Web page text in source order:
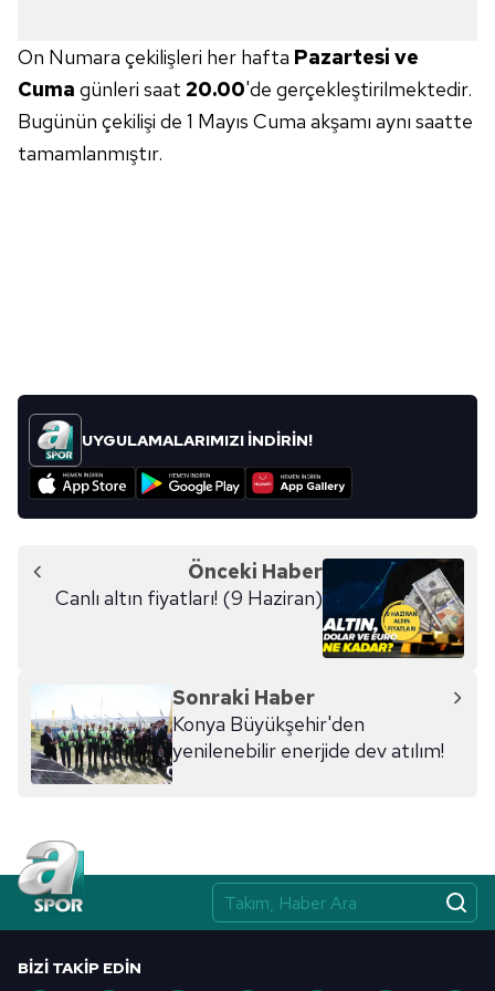
6698 sayılı Kişisel Verilerin Korunması Kanunu uyarınca
hazırlanmış Aydınlatma Metnimizi okumak ve sitemizde
ilgili mevzuata uygun olarak kullanılan çerezlerle ilgili bilgi
almak için lütfentıklayınız
On Numara çekilişleri her hafta Pazartesi ve
Cuma günleri saat 20.00'de gerçekleştirilmektedir.
Bugünün çekilişi de 1 Mayıs Cuma akşamı aynı saatte
tamamlanmıştır.
UYGULAMALARIMIZI İNDİRİN!
Önceki Haber
Canlı altın fiyatları! (9 Haziran)
Sonraki Haber
Konya Büyükşehir'den
yenilenebilir enerjide dev atılım!
BIZI TAKIP EDIN